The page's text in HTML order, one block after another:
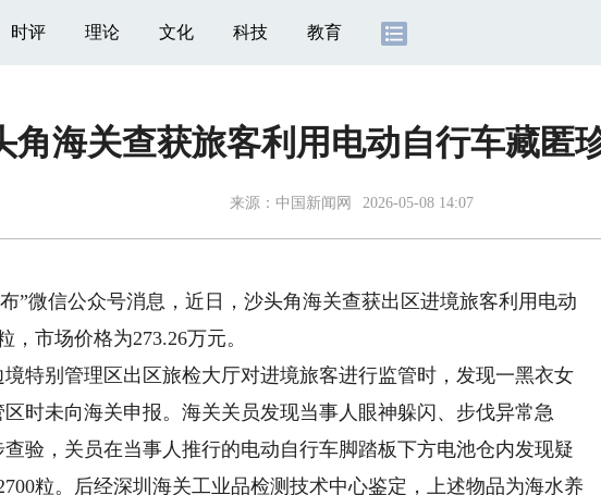
时评 理论 文化 科技 教育
角海关查获旅客利用电动自行车藏匿
来源： 中国新闻网 2026-05-08 14:07
微信公众号消息，近日，沙头角海关查获出区进境旅客利用电动
，市场价格为273.26万元。
别管理区出区旅检大厅对进境旅客进行监管时，发现一黑衣女
时未向海关申报。海关关员发现当事人眼神躲闪、步伐异常急
验，关员在当事人推行的电动自行车脚踏板下方电池仓内发现疑
粒。后经深圳海关工业品检测技术中心鉴定，上述物品为海水养